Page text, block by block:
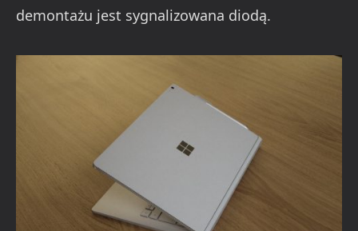
demontażu jest sygnalizowana diodą.